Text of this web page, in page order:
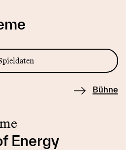
Bühne
Energy